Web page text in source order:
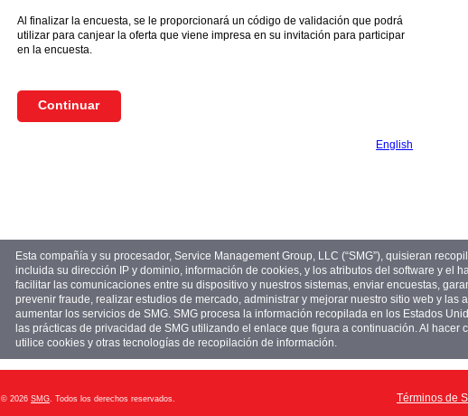
Al finalizar la encuesta, se le proporcionará un código de validación que podrá
utilizar para canjear la oferta que viene impresa en su invitación para participar
en la encuesta.
English
Esta compañía y su procesador, Service Management Group, LLC (“SMG”), quisieran
incluida su dirección IP y dominio, información de cookies, y los atributos del software y el
facilitar las comunicaciones entre su dispositivo y nuestros sistemas, enviar encuestas,
prevenir fraude, realizar estudios de mercado, administrar y mejorar nuestro sitio web y las
aumentar los servicios de SMG. SMG procesa la información recopilada en los Estados
las prácticas de privacidad de SMG utilizando el enlace que figura a continuación. Al hacer
utilice cookies y otras tecnologías de recopilación de información.
Términos de
© 2026 SMG . Todos los derechos reservados.